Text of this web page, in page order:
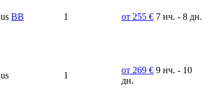
BB 1 от 255 € 7 нч. - 8 дн.
1
от 269 € 9 нч. - 10
дн.